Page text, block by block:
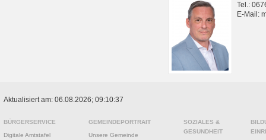
Tel.:
E-Mail:
Aktualisiert am: 06.08.2026; 09:10:37
BÜRGERSERVICE
Digitale Amtstafel
GEMEINDEPORTRAIT
Unsere Gemeinde
SOZIALES &
GESUNDHEIT